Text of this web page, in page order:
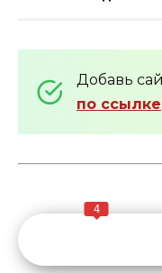
Добавь
по ссылке
4